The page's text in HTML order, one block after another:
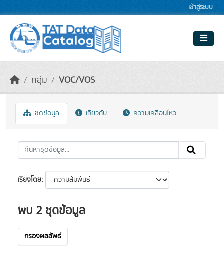
เข้าสู่ระบบ
กลุ่ม VOC/VOS
ชุดข้อมูล เกี่ยวกับ ความเคลื่อนไหว
เรียงโดย
พบ 2 ชุดข้อมูล
กรองผลลัพธ์